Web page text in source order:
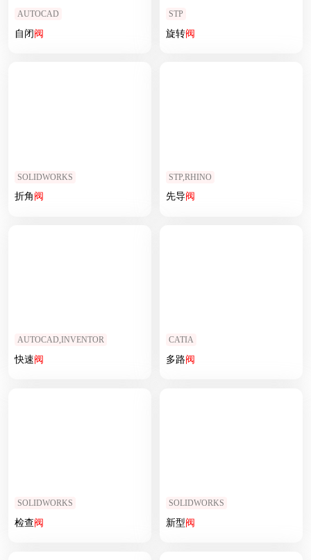
AUTOCAD
自闭阀
STP
旋转阀
SOLIDWORKS
折角阀
STP,RHINO
先导阀
AUTOCAD,INVENTOR
快速阀
CATIA
多路阀
SOLIDWORKS
检查阀
SOLIDWORKS
新型阀